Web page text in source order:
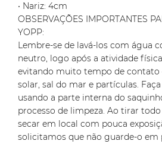
• Nariz: 4cm
OBSERVAÇÕES IMPORTANTES
YOPP:
Lembre-se de lavá-los com água
neutro, logo após a atividade
evitando muito tempo de
solar, sal do mar e partículas.
usando a parte interna do
processo de limpeza. Ao tirar todo
secar em local com pouca
solicitamos que não guarde-o em